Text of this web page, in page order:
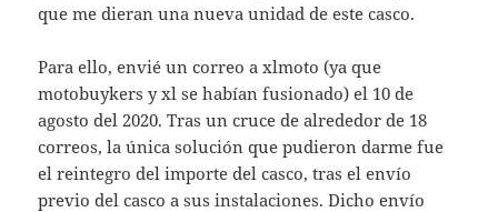
que me dieran una nueva unidad de este casco.
Para ello, envié un correo a xlmoto (ya que
motobuykers y xl se habían fusionado) el 10 de
agosto del 2020. Tras un cruce de alrededor de 18
correos, la única solución que pudieron darme fue
el reintegro del importe del casco, tras el envío
previo del casco a sus instalaciones. Dicho envío